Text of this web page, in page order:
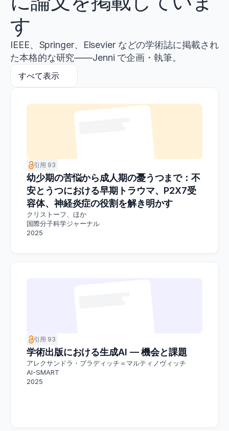
す
IEEE、Springer、Elsevier などの学術誌に掲載され
た本格的な研究——Jenni で企画・執筆。
すべて表示
引用 93
幼少期の苦悩から成人期の憂うつまで：不
安とうつにおける早期トラウマ、P2X7受
容体、神経炎症の役割を解き明かす
クリストーフ、ほか
国際分子科学ジャーナル
2025
引用 93
学術出版における生成AI ― 機会と課題
アレクサンドラ・ブラディッチ＝マルティノヴィッチ
AI-SMART
2025